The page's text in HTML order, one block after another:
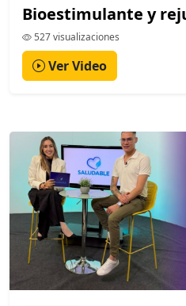
Bioestimulante y
527 visualizaciones
Ver Video